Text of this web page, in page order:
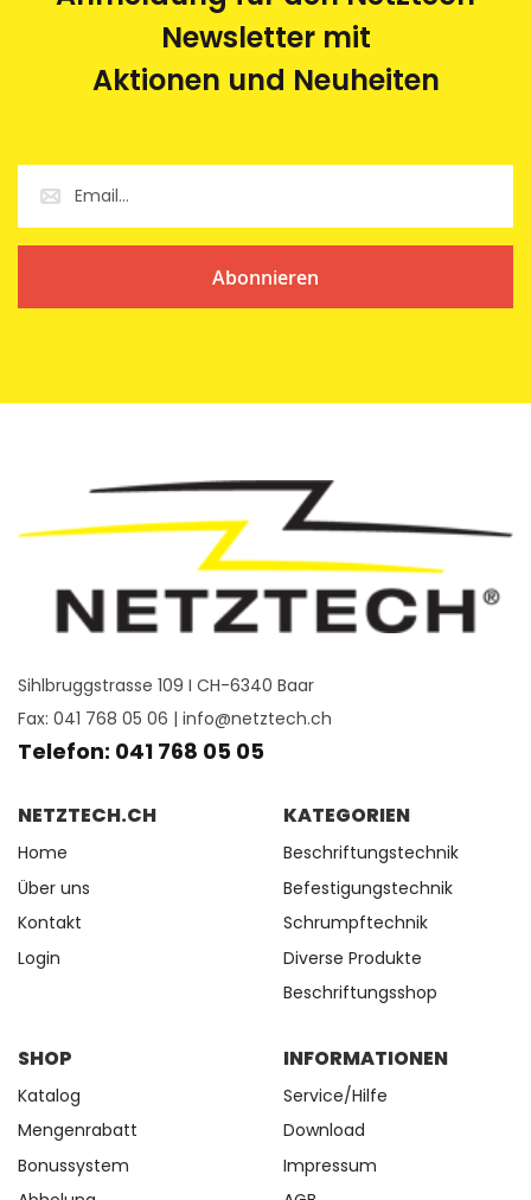
Newsletter mit
Aktionen und Neuheiten
Abonnieren
Sihlbruggstrasse 109 I CH-6340 Baar
Fax: 041 768 05 06 | info@netztech.ch
Telefon: 041 768 05 05
NETZTECH.CH
Home
Über uns
Kontakt
Login
KATEGORIEN
Beschriftungstechnik
Befestigungstechnik
Schrumpftechnik
Diverse Produkte
Beschriftungsshop
SHOP
Katalog
Mengenrabatt
Bonussystem
INFORMATIONEN
Service/Hilfe
Download
Impressum